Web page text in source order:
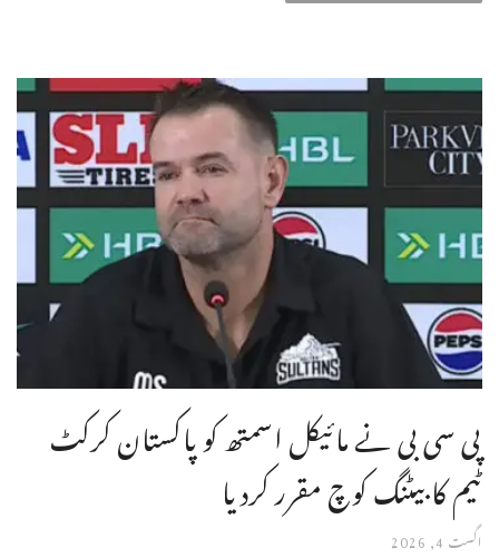
پی سی بی نے مائیکل اسمتھ کو پاکستان کرکٹ
ٹیم کا بیٹنگ کوچ مقرر کردیا
اگست 4, 2026